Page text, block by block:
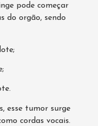
pode começar
do orgão, sendo
esse tumor surge
cordas vocais.